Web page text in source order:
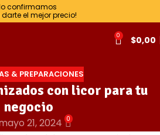
confirmamos
el mejor precio!
0 $0,00
& PREPARACIONES
con licor para tu
negocio
21, 2024 0